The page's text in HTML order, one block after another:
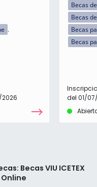
Becas
Becas
Becas
Becas
del 01/
Becas VIU ICETEX